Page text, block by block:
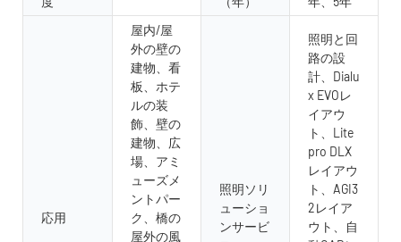
応用
屋内/屋
外の壁の
建物、看
板、ホテ
ルの装
飾、壁の
建物、広
場、アミ
ューズメ
ントパー
ク、橋の
屋外の風
照明ソリ
ューショ
ンサービ
照明と回
路の設
計、Dialu
x EVOレ
イアウ
ト、Lite
pro DLX
レイアウ
ト、AGI3
2レイア
ウト、自